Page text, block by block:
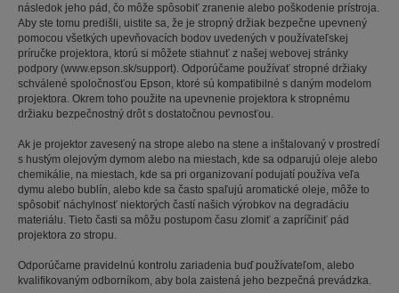
následok jeho pád, čo môže spôsobiť zranenie alebo poškodenie prístroja.
Aby ste tomu predišli, uistite sa, že je stropný držiak bezpečne upevnený
pomocou všetkých upevňovacích bodov uvedených v používateľskej
príručke projektora, ktorú si môžete stiahnuť z našej webovej stránky
podpory (www.epson.sk/support). Odporúčame používať stropné držiaky
schválené spoločnosťou Epson, ktoré sú kompatibilné s daným modelom
projektora. Okrem toho použite na upevnenie projektora k stropnému
držiaku bezpečnostný drôt s dostatočnou pevnosťou.
Ak je projektor zavesený na strope alebo na stene a inštalovaný v prostredí
s hustým olejovým dymom alebo na miestach, kde sa odparujú oleje alebo
chemikálie, na miestach, kde sa pri organizovaní podujatí používa veľa
dymu alebo bublín, alebo kde sa často spaľujú aromatické oleje, môže to
spôsobiť náchylnosť niektorých častí našich výrobkov na degradáciu
materiálu. Tieto časti sa môžu postupom času zlomiť a zapríčiniť pád
projektora zo stropu.
Odporúčame pravidelnú kontrolu zariadenia buď používateľom, alebo
kvalifikovaným odborníkom, aby bola zaistená jeho bezpečná prevádzka.